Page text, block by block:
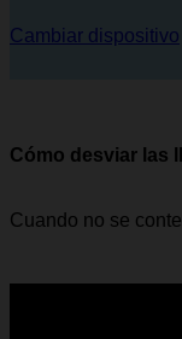
Cambiar dispositivo
Cómo desviar las
Cuando no se